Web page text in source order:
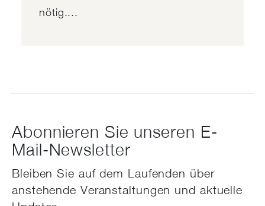
nötig....
Abonnieren Sie unseren E-
Mail-Newsletter
Bleiben Sie auf dem Laufenden über
anstehende Veranstaltungen und aktuelle